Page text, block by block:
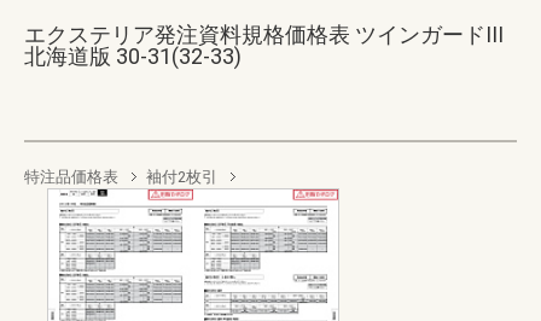
エクステリア発注資料規格価格表 ツインガードIII
北海道版 30-31(32-33)
特注品価格表 袖付2枚引